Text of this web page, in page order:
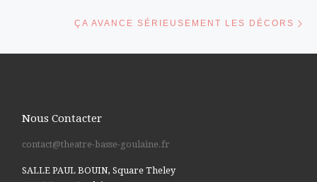
ÇA AVANCE SÉRIEUSEMENT LES DÉCORS
Nous Contacter
contact@theatre-basse-goulaine.fr
SALLE PAUL BOUIN, Square Theley